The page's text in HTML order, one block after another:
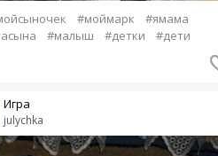
#моймарк
#ямама
#малыш #детки #дети
julychka
Игра